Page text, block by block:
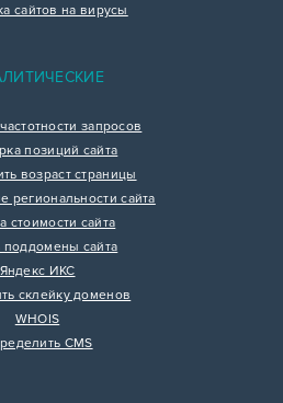
сайтов на вирусы
запросов
позиций сайта
возраст страницы
региональности сайта
стоимости сайта
поддомены сайта
Яндекс ИКС
склейку доменов
WHOIS
CMS